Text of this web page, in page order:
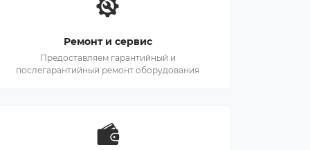
Ремонт и сервис
Предоставляем гарантийный и
послегарантийный ремонт оборудования